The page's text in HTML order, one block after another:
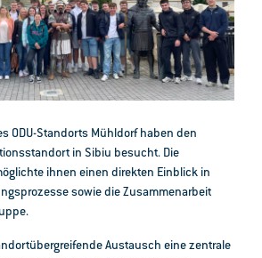
ODU-Standorts Mühldorf haben den
in Sibiu besucht. Die
ihnen einen direkten Einblick in
sowie die Zusammenarbeit
Austausch eine zentrale